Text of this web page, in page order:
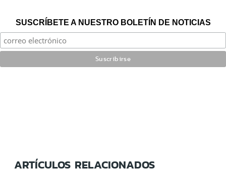
SUSCRÍBETE A NUESTRO BOLETÍN DE NOTICIAS
ARTÍCULOS RELACIONADOS